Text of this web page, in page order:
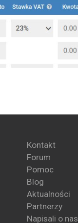
Kontakt
Forum
Pomoc
Blog
Aktualności
Partnerzy
Napisali o nas